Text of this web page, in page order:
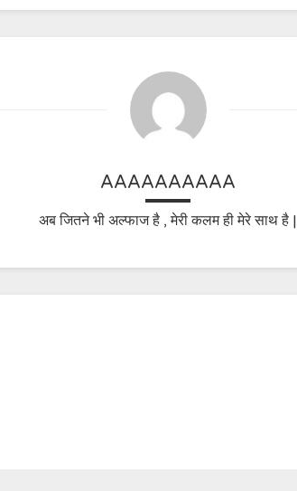
AAAAAAAAAA
अब जितने भी अल्फाज है , मेरी कलम ही मेरे साथ है |